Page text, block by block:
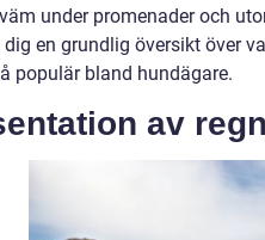
under promenader och
en grundlig översikt över
populär bland hundägare.
av